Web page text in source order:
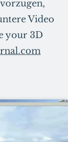
Video
your 3D